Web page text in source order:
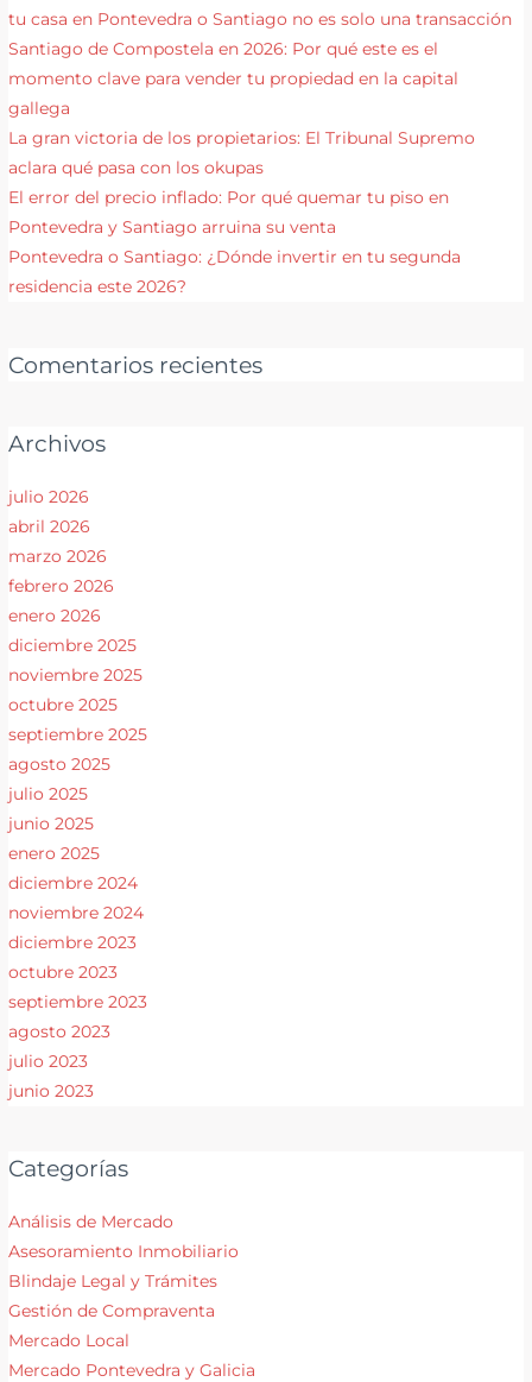
tu casa en Pontevedra o Santiago no es solo una transacción
Santiago de Compostela en 2026: Por qué este es el
momento clave para vender tu propiedad en la capital
gallega
La gran victoria de los propietarios: El Tribunal Supremo
aclara qué pasa con los okupas
El error del precio inflado: Por qué quemar tu piso en
Pontevedra y Santiago arruina su venta
Pontevedra o Santiago: ¿Dónde invertir en tu segunda
residencia este 2026?
Comentarios recientes
Archivos
julio 2026
abril 2026
marzo 2026
febrero 2026
enero 2026
diciembre 2025
noviembre 2025
octubre 2025
septiembre 2025
agosto 2025
julio 2025
junio 2025
enero 2025
diciembre 2024
noviembre 2024
diciembre 2023
octubre 2023
septiembre 2023
agosto 2023
julio 2023
junio 2023
Categorías
Análisis de Mercado
Asesoramiento Inmobiliario
Blindaje Legal y Trámites
Gestión de Compraventa
Mercado Local
Mercado Pontevedra y Galicia